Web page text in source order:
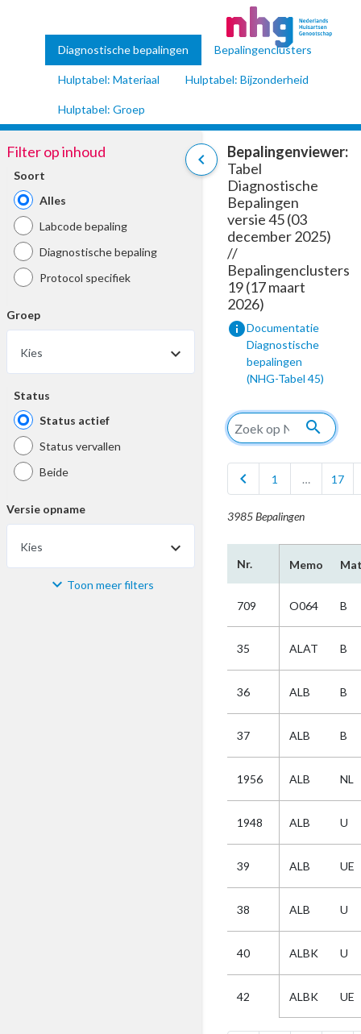
Diagnostische bepalingen Bepalingenclusters
Hulptabel: Materiaal Hulptabel: Bijzonderheid
Hulptabel: Groep
chevron_left
Filter op inhoud
Soort
Alles
Labcode bepaling
Diagnostische bepaling
Protocol specifiek
Groep
Kies
Status
Status actief
Status vervallen
Beide
Versie opname
Kies
Materiaal Toon meer filters
Bepalingenviewer:
Tabel
Diagnostische
Bepalingen
versie 45 (03
december 2025)
//
Bepalingenclusters
19 (17 maart
2026)
infoDocumentatie
Diagnostische
bepalingen
(NHG-Tabel 45)
search
chevron_left 1 … 17
3985 Bepalingen
Nr. Memo
709 O064 B
35 ALAT B
36 ALB B
37 ALB B
1956 ALB NL
1948 ALB U
39 ALB UE
38 ALB U
40 ALBK U
42 ALBK UE